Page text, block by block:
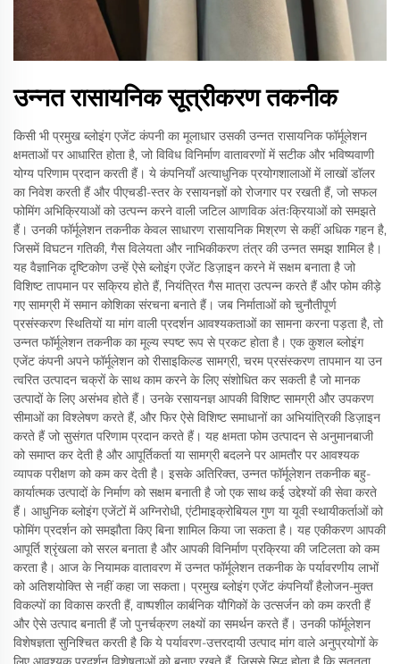
उन्नत रासायनिक सूत्रीकरण तकनीक
किसी भी प्रमुख ब्लोइंग एजेंट कंपनी का मूलाधार उसकी उन्नत रासायनिक फॉर्मूलेशन
क्षमताओं पर आधारित होता है, जो विविध विनिर्माण वातावरणों में सटीक और भविष्यवाणी
योग्य परिणाम प्रदान करती हैं। ये कंपनियाँ अत्याधुनिक प्रयोगशालाओं में लाखों डॉलर
का निवेश करती हैं और पीएचडी-स्तर के रसायनज्ञों को रोजगार पर रखती हैं, जो सफल
फोमिंग अभिक्रियाओं को उत्पन्न करने वाली जटिल आणविक अंतःक्रियाओं को समझते
हैं। उनकी फॉर्मूलेशन तकनीक केवल साधारण रासायनिक मिश्रण से कहीं अधिक गहन है,
जिसमें विघटन गतिकी, गैस विलेयता और नाभिकीकरण तंत्र की उन्नत समझ शामिल है।
यह वैज्ञानिक दृष्टिकोण उन्हें ऐसे ब्लोइंग एजेंट डिज़ाइन करने में सक्षम बनाता है जो
विशिष्ट तापमान पर सक्रिय होते हैं, नियंत्रित गैस मात्रा उत्पन्न करते हैं और फोम कीड़े
गए सामग्री में समान कोशिका संरचना बनाते हैं। जब निर्माताओं को चुनौतीपूर्ण
प्रसंस्करण स्थितियों या मांग वाली प्रदर्शन आवश्यकताओं का सामना करना पड़ता है, तो
उन्नत फॉर्मूलेशन तकनीक का मूल्य स्पष्ट रूप से प्रकट होता है। एक कुशल ब्लोइंग
एजेंट कंपनी अपने फॉर्मूलेशन को रीसाइकिल्ड सामग्री, चरम प्रसंस्करण तापमान या उन
त्वरित उत्पादन चक्रों के साथ काम करने के लिए संशोधित कर सकती है जो मानक
उत्पादों के लिए असंभव होते हैं। उनके रसायनज्ञ आपकी विशिष्ट सामग्री और उपकरण
सीमाओं का विश्लेषण करते हैं, और फिर ऐसे विशिष्ट समाधानों का अभियांत्रिकी डिज़ाइन
करते हैं जो सुसंगत परिणाम प्रदान करते हैं। यह क्षमता फोम उत्पादन से अनुमानबाजी
को समाप्त कर देती है और आपूर्तिकर्ता या सामग्री बदलने पर आमतौर पर आवश्यक
व्यापक परीक्षण को कम कर देती है। इसके अतिरिक्त, उन्नत फॉर्मूलेशन तकनीक बहु-
कार्यात्मक उत्पादों के निर्माण को सक्षम बनाती है जो एक साथ कई उद्देश्यों की सेवा करते
हैं। आधुनिक ब्लोइंग एजेंटों में अग्निरोधी, एंटीमाइक्रोबियल गुण या यूवी स्थायीकर्ताओं को
फोमिंग प्रदर्शन को समझौता किए बिना शामिल किया जा सकता है। यह एकीकरण आपकी
आपूर्ति श्रृंखला को सरल बनाता है और आपकी विनिर्माण प्रक्रिया की जटिलता को कम
करता है। आज के नियामक वातावरण में उन्नत फॉर्मूलेशन तकनीक के पर्यावरणीय लाभों
को अतिशयोक्ति से नहीं कहा जा सकता। प्रमुख ब्लोइंग एजेंट कंपनियाँ हैलोजन-मुक्त
विकल्पों का विकास करती हैं, वाष्पशील कार्बनिक यौगिकों के उत्सर्जन को कम करती हैं
और ऐसे उत्पाद बनाती हैं जो पुनर्चक्रण लक्ष्यों का समर्थन करते हैं। उनकी फॉर्मूलेशन
विशेषज्ञता सुनिश्चित करती है कि ये पर्यावरण-उत्तरदायी उत्पाद मांग वाले अनुप्रयोगों के